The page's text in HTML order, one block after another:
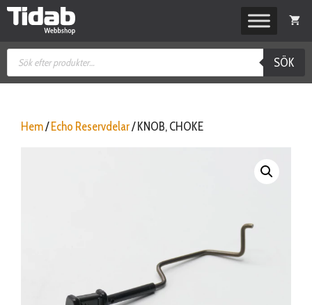
Hoppa
Produktsökning
SÖK
Hem/ Echo Reservdelar/ KNOB, CHOKE